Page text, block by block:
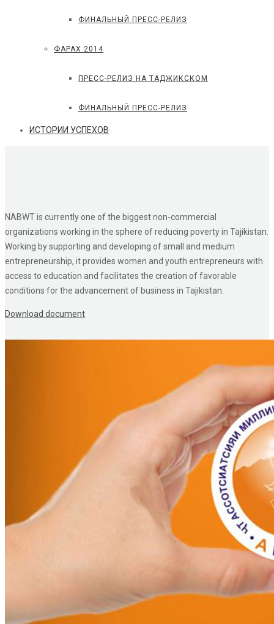
ФИНАЛЬНЫЙ ПРЕСС-РЕЛИЗ
ФАРАХ 2014
ПРЕСС-РЕЛИЗ НА ТАДЖИКСКОМ
ФИНАЛЬНЫЙ ПРЕСС-РЕЛИЗ
ИСТОРИИ УСПЕХОВ
NABWT is currently one of the biggest non-commercial
organizations working in the sphere of reducing poverty in Tajikistan.
Working by supporting and developing of small and medium
entrepreneurship, it provides women and youth entrepreneurs with
access to education and facilitates the creation of favorable
conditions for the advancement of business in Tajikistan.
Download document